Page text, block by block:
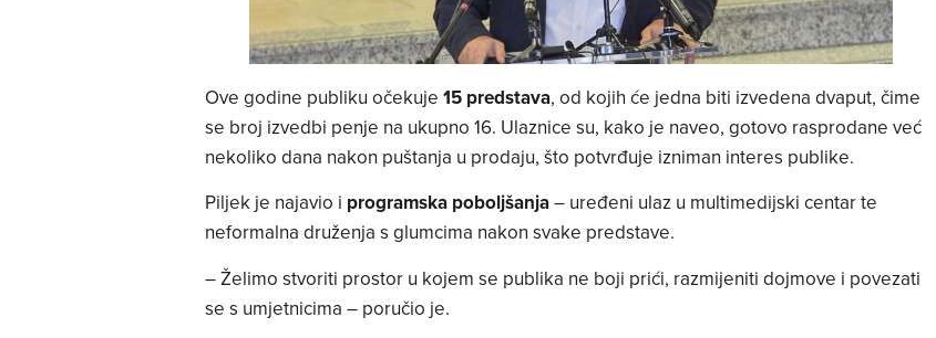
Ove godine publiku očekuje 15 predstava, od kojih će jedna biti izvedena dvaput, čime
se broj izvedbi penje na ukupno 16. Ulaznice su, kako je naveo, gotovo rasprodane već
nekoliko dana nakon puštanja u prodaju, što potvrđuje izniman interes publike.
Piljek je najavio i programska poboljšanja– uređeni ulaz u multimedijski centar te
neformalna druženja s glumcima nakon svake predstave.
– Želimo stvoriti prostor u kojem se publika ne boji prići, razmijeniti dojmove i povezati
se s umjetnicima – poručio je.